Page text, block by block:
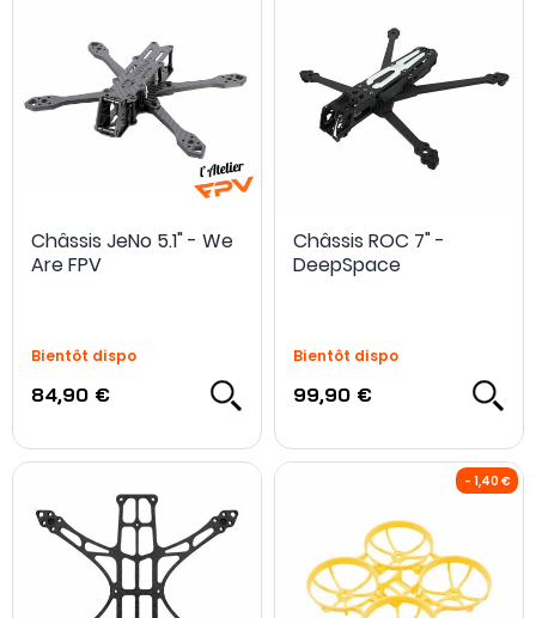
Châssis JeNo 5.1" - We
Are FPV
Bientôt dispo
84,90 €
Châssis ROC 7" -
DeepSpace
Bientôt dispo
99,90 €